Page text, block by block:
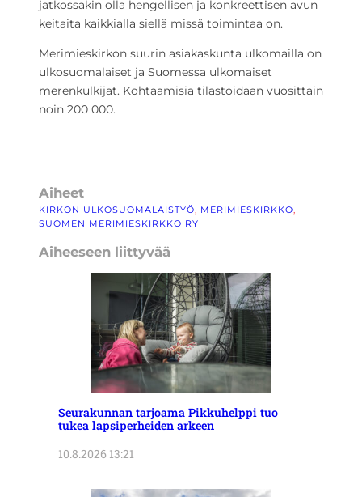
jatkossakin olla hengellisen ja konkreettisen avun
keitaita kaikkialla siellä missä toimintaa on.
Merimieskirkon suurin asiakaskunta ulkomailla on
ulkosuomalaiset ja Suomessa ulkomaiset
merenkulkijat. Kohtaamisia tilastoidaan vuosittain
noin 200 000.
Aiheet
KIRKON ULKOSUOMALAISTYÖ, MERIMIESKIRKKO
SUOMEN MERIMIESKIRKKO RY
Aiheeseen liittyvää
Seurakunnan tarjoama Pikkuhelppi tuo
tukea lapsiperheiden arkeen
10.8.2026 13:21